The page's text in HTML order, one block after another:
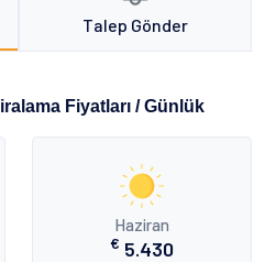
Talep Gönder
Fiyatları / Günlük
Haziran
€ 5.430